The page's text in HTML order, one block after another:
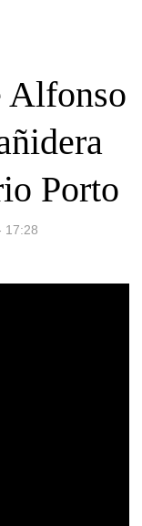
Alfonso
Porto
17:28